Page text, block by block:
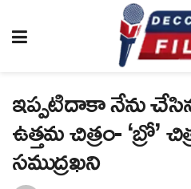
ఇప్పటిదాకా నేను
ఉత్తమ చిత్రం- ‘బ్రో’
సముద్రఖని